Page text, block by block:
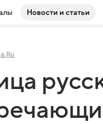
Новости и статьи